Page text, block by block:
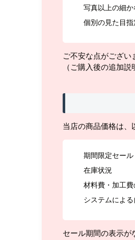
写真以上の細か
個別の見た目指
ご不安な点がござい
（ご購入後の追加説
当店の商品価格は、
期間限定セール
在庫状況
材料費・加工費
システムによ
セール期間の表示が